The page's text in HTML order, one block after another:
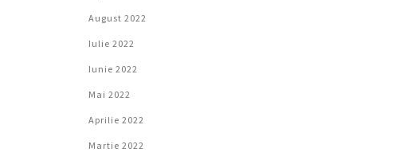
August 2022
Iulie 2022
Iunie 2022
Mai 2022
Aprilie 2022
Martie 2022